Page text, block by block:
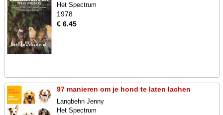
Het Spectrum
1978
€ 6.45
97 manieren om je hond te laten lachen
Langbehn Jenny
Het Spectrum